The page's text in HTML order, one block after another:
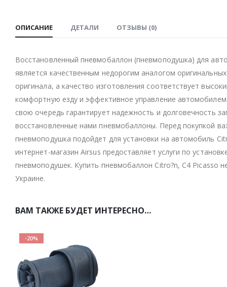
ОПИСАНИЕ ДЕТАЛИ ОТЗЫВЫ (0)
Восстановленный пневмобаллон (пневмоподушка) для
является качественным недорогим аналогом
оригинала, а качество изготовления соответствует
комфортную езду и эффективное управление
свою очередь гарантирует надежность и долговечность
восстановленные нами пневмобаллоны. Перед покупкой
пневмоподушка подойдет для установки на автомобиль
интернет-магазин Airsus предоставляет услуги по
пневмоподушек. Купить пневмобаллон Citro?n, C4 Picasso
Украине.
ВАМ ТАКЖЕ БУДЕТ ИНТЕРЕСНО…
-20%